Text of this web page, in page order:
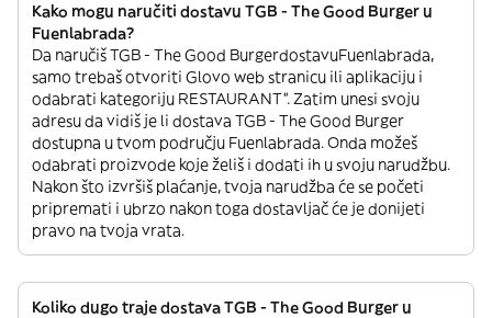
Kako mogu naručiti dostavu TGB - The Good Burger u
Fuenlabrada?
Da naručiš TGB - The Good BurgerdostavuFuenlabrada,
samo trebaš otvoriti Glovo web stranicu ili aplikaciju i
odabrati kategoriju RESTAURANT”. Zatim unesi svoju
adresu da vidiš je li dostava TGB - The Good Burger
dostupna u tvom području Fuenlabrada. Onda možeš
odabrati proizvode koje želiš i dodati ih u svoju narudžbu.
Nakon što izvršiš plaćanje, tvoja narudžba će se početi
pripremati i ubrzo nakon toga dostavljač će je donijeti
pravo na tvoja vrata.
Koliko dugo traje dostava TGB - The Good Burger u